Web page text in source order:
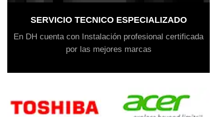
SERVICIO TECNICO ESPECIALIZADO
En DH cuenta con Instalación profesional certificada
por las mejores marcas